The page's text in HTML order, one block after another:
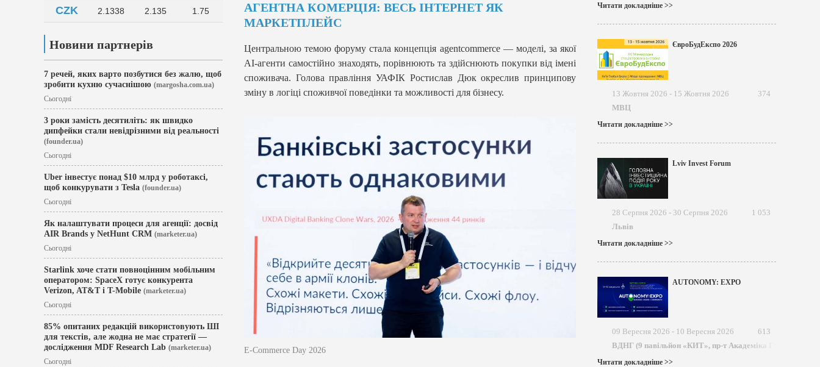
CZK 2.1338 2.135 1.75
Новини партнерів
7 речей, яких варто позбутися без жалю, щоб
зробити кухню сучаснішою (margosha.com.ua)
Сьогодні
3 роки замість десятиліть: як швидко
дипфейки стали невідрізними від реальності
(founder.ua)
Сьогодні
Uber інвестує понад $10 млрд у роботаксі,
щоб конкурувати з Tesla (founder.ua)
Сьогодні
Як налаштувати процеси для агенції: досвід
AIR Brands у NetHunt CRM (marketer.ua)
Сьогодні
Starlink хоче стати повноцінним мобільним
оператором: SpaceX готує конкурента
Verizon, AT&T і T-Mobile (marketer.ua)
Сьогодні
85% опитаних редакцій використовують ШІ
для текстів, але жодна не має стратегії —
дослідження MDF Research Lab (marketer.ua)
Сьогодні
АГЕНТНА КОМЕРЦІЯ: ВЕСЬ ІНТЕРНЕТ ЯК
МАРКЕТПЛЕЙС
Центральною темою форуму стала концепція agentcommerce — моделі, за якої
AI-агенти самостійно знаходять, порівнюють та здійснюють покупки від імені
споживача. Голова правління УАФІК Ростислав Дюк окреслив принципову
зміну в логіці споживчої поведінки та можливості для бізнесу.
E-Commerce Day 2026
Читати докладніше >>
ЄвроБудЕкспо 2026
13 Жовтня 2026 - 15 Жовтня 2026
374
МВЦ
Читати докладніше >>
Lviv Invest Forum
28 Серпня 2026 - 30 Серпня 2026
1 053
Львів
Читати докладніше >>
AUTONOMY: EXPO
09 Вересня 2026 - 10 Вересня 2026
613
ВДНГ (9 павільйон «КИТ», пр-т Академіка Глушкова)
Читати докладніше >>